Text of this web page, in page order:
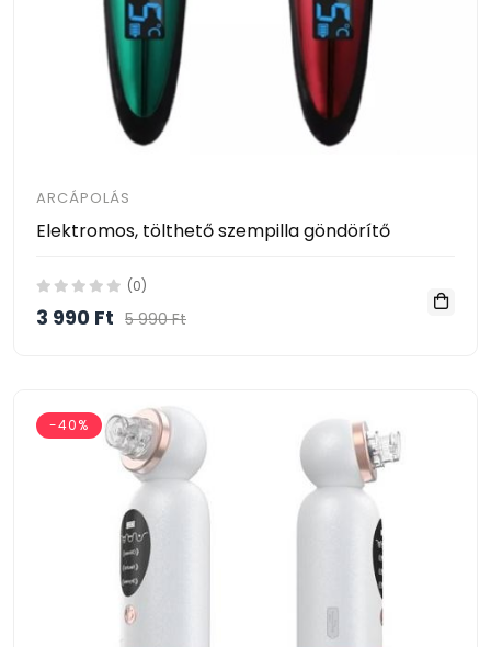
ARCÁPOLÁS
Elektromos, tölthető szempilla göndörítő
(0)
3 990 Ft 5 990 Ft
-40%